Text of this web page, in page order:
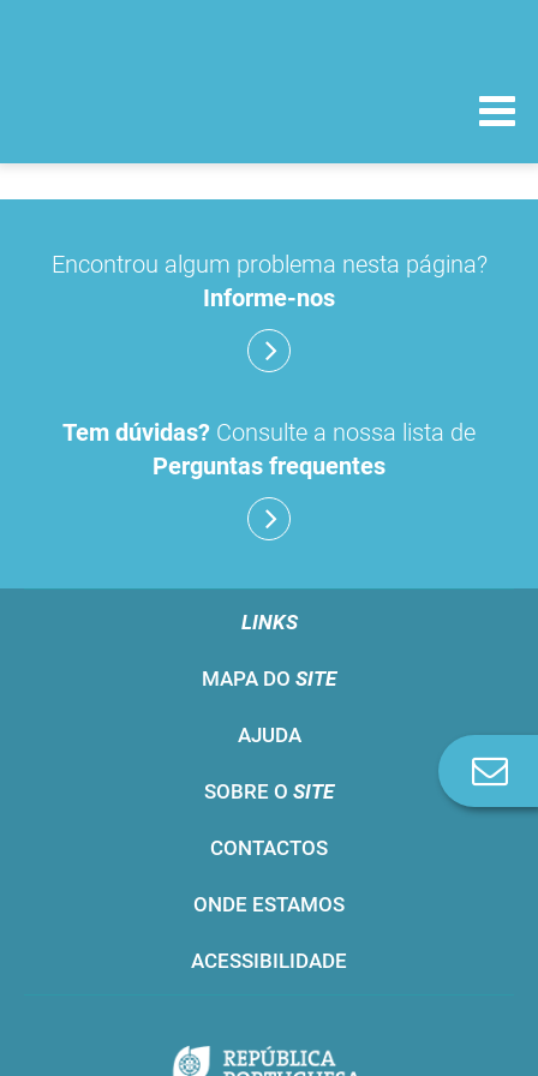
Encontrou algum problema nesta página?
Informe-nos
Tem dúvidas? Consulte a nossa lista de
Perguntas frequentes
LINKS
MAPA DO SITE
AJUDA
SOBRE O SITE
CONTACTOS
ONDE ESTAMOS
ACESSIBILIDADE